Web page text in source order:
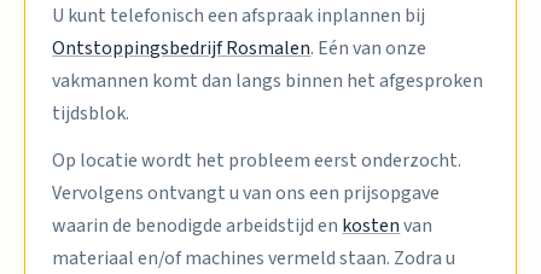
U kunt telefonisch een afspraak inplannen bij
Ontstoppingsbedrijf Rosmalen. Eén van onze
vakmannen komt dan langs binnen het afgesproken
tijdsblok.
Op locatie wordt het probleem eerst onderzocht.
Vervolgens ontvangt u van ons een prijsopgave
waarin de benodigde arbeidstijd enkostenvan
materiaal en/of machines vermeld staan. Zodra u